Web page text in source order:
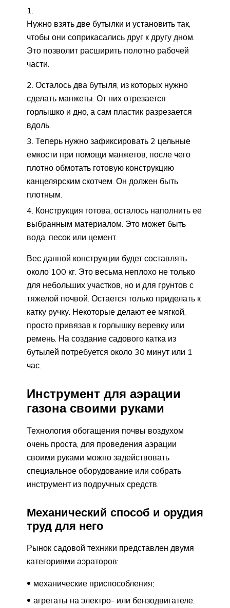
Нужно взять две бутылки и установить так,
чтобы они соприкасались друг к другу дном.
Это позволит расширить полотно рабочей
части.
Осталось два бутыля, из которых нужно
сделать манжеты. От них отрезается
горлышко и дно, а сам пластик разрезается
вдоль.
Теперь нужно зафиксировать 2 цельные
емкости при помощи манжетов, после чего
плотно обмотать готовую конструкцию
канцелярским скотчем. Он должен быть
плотным.
Конструкция готова, осталось наполнить ее
выбранным материалом. Это может быть
вода, песок или цемент.
Вес данной конструкции будет составлять
около 100 кг. Это весьма неплохо не только
для небольших участков, но и для грунтов с
тяжелой почвой. Остается только приделать к
катку ручку. Некоторые делают ее мягкой,
просто привязав к горлышку веревку или
ремень. На создание садового катка из
бутылей потребуется около 30 минут или 1
час.
Инструмент для аэрации
газона своими руками
Технология обогащения почвы воздухом
очень проста, для проведения аэрации
своими руками можно задействовать
специальное оборудование или собрать
инструмент из подручных средств.
Механический способ и орудия
труд для него
Рынок садовой техники представлен двумя
категориями аэраторов:
механические приспособления;
агрегаты на электро- или бензодвигателе.